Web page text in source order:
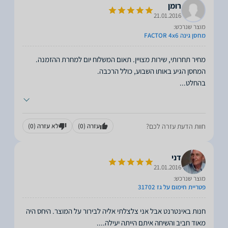
רומן
21.01.2016
מוצר שנרכש:
מחסן גינה FACTOR 4x6
מחיר תחרותי, שירות מצויין. תאום המשלוח יום למחרת ההזמנה.
בהחלט...
חוות הדעת עזרה לכם? עזרה (0) לא עזרה (0)
דני
21.01.2016
מוצר שנרכש:
פטריית חימום על גז 31702
חנות באינטרנט אבל אני צלצלתי אליה לבירור על המוצר. היחס היה
מאוד חביב והשיחה איתם הייתה יעילה....